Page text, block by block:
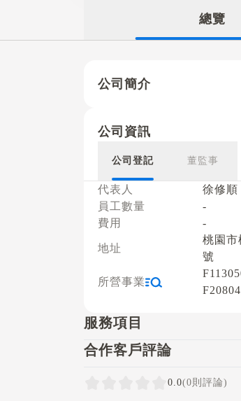
總覽
公司簡介
公司資訊
公司登記 董監事
代表人
徐修順
員工數量
-
費用
-
地址
桃園市
號
所營事業
服務項目
合作客戶評論
0.0(0則評論)